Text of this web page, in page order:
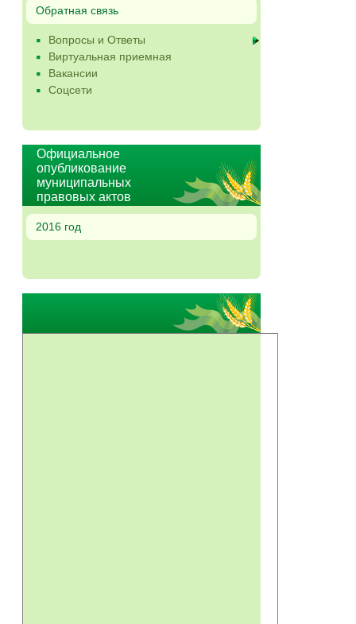
Обратная связь
Вопросы и Ответы
Виртуальная приемная
Вакансии
Соцсети
Официальное
опубликование
муниципальных
правовых актов
2016 год